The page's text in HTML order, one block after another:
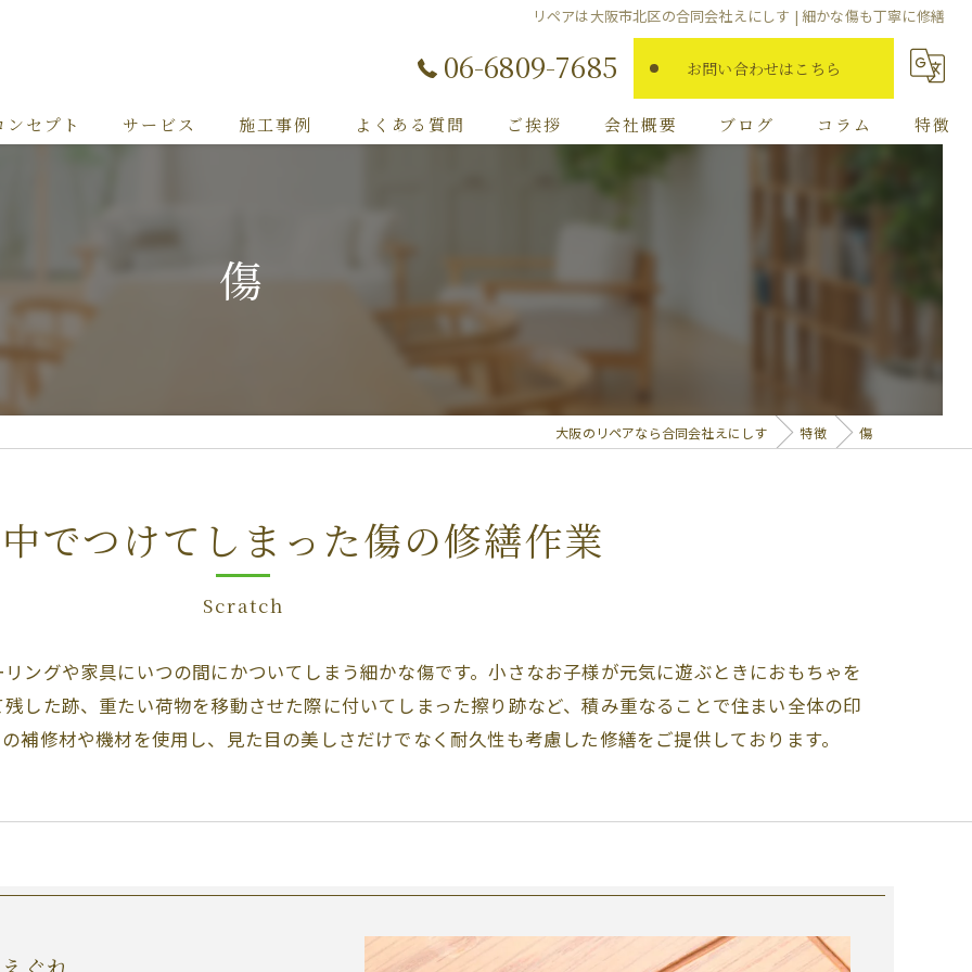
リペアは大阪市北区の合同会社えにしす | 細かな傷も丁寧に修繕
06-6809-7685 お問い合わせはこちら
ンセプト サービス 施工事例 よくある質問 ご挨拶 会社概要 ブログ コラム 特徴
傷
大阪のリペアなら合同会社えにしす 特徴 傷
でつけてしまった傷の修繕作業
Scratch
ングや家具にいつの間にかついてしまう細かな傷です。小さなお子様が元気に遊ぶときにおもちゃを
した跡、重たい荷物を移動させた際に付いてしまった擦り跡など、積み重なることで住まい全体の印
補修材や機材を使用し、見た目の美しさだけでなく耐久性も考慮した修繕をご提供しております。